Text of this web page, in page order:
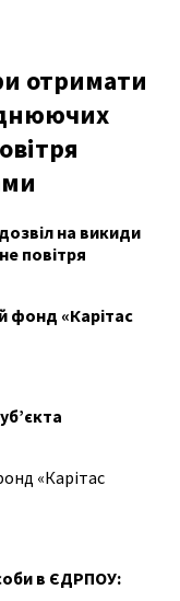
отримати
на викиди
повітря
фонд «Карітас
«Карітас
в ЄДРПОУ: